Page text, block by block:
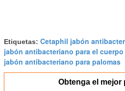
Etiquetas: Cetaphil jabón
jabón antibacteriano para el cuerpo
jabón antibacteriano para palomas
Obtenga el mejor